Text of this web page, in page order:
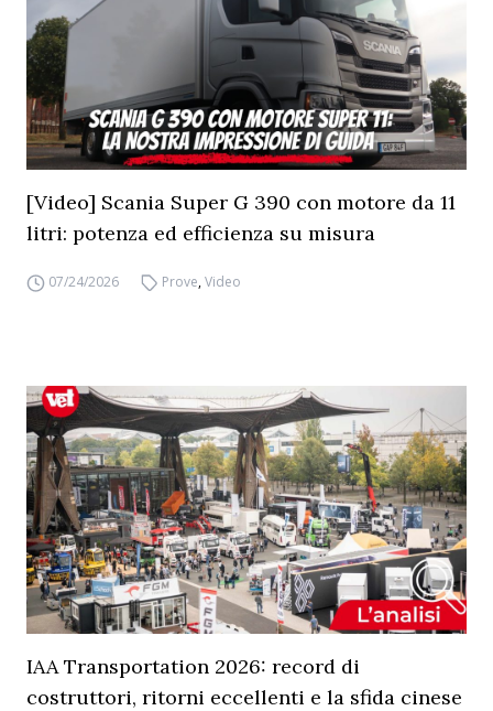
[Video] Scania Super G 390 con motore da 11
litri: potenza ed efficienza su misura
07/24/2026 Prove,Video
IAA Transportation 2026: record di
costruttori, ritorni eccellenti e la sfida cinese